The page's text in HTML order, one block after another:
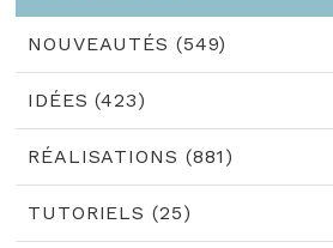
NOUVEAUTÉS (549)
IDÉES (423)
RÉALISATIONS (881)
TUTORIELS (25)